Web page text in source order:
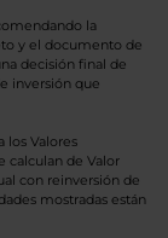
la
y el documento de
decisión final de
inversión que
los Valores
calculan de Valor
con reinversión de
mostradas están